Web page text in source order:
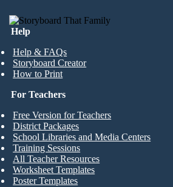
Help
Help & FAQs
Storyboard Creator
How to Print
For Teachers
Free Version for Teachers
District Packages
School Libraries and Media Centers
Training Sessions
All Teacher Resources
Worksheet Templates
Poster Templates